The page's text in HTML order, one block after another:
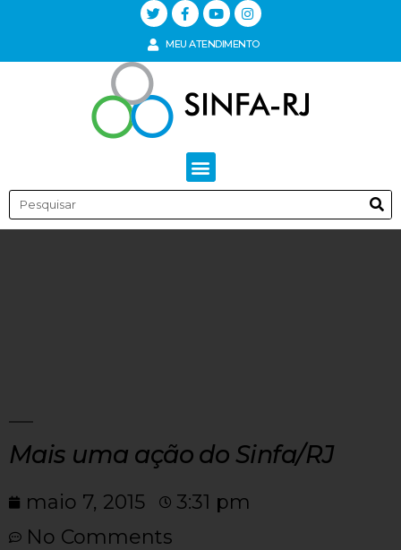
MEU ATENDIMENTO
Mais uma ação do Sinfa/RJ
maio 7, 2015
3:31 pm
No Comments